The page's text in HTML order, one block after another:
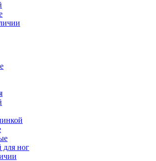
для ног